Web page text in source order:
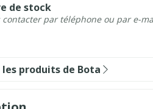
de stock
contacter par téléphone ou par e-
produits de Bota